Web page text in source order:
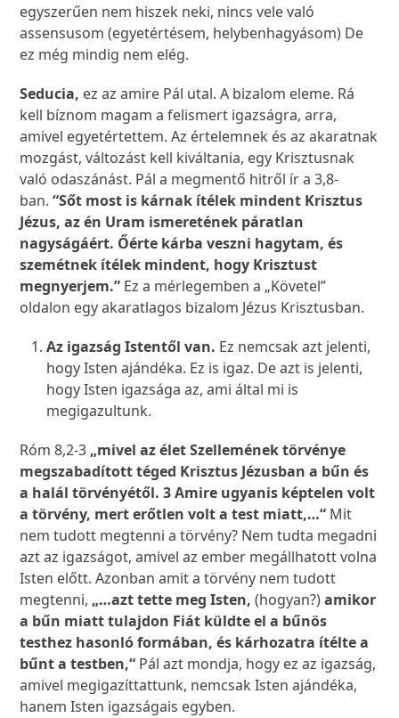
egyszerűen nem hiszek neki, nincs vele való
assensusom (egyetértésem, helybenhagyásom) De
ez még mindig nem elég.
Seducia, ez az amire Pál utal. A bizalom eleme. Rá
kell bíznom magam a felismert igazságra, arra,
amivel egyetértettem. Az értelemnek és az akaratnak
mozgást, változást kell kiváltania, egy Krisztusnak
való odaszánást. Pál a megmentő hitről ír a 3,8-
ban. “Sőt most is kárnak ítélek mindent Krisztus
Jézus, az én Uram ismeretének páratlan
nagyságáért. Őérte kárba veszni hagytam, és
szemétnek ítélek mindent, hogy Krisztust
megnyerjem.” Ez a mérlegemben a „Követel”
oldalon egy akaratlagos bizalom Jézus Krisztusban.
Az igazság Istentől van. Ez nemcsak azt jelenti,
hogy Isten ajándéka. Ez is igaz. De azt is jelenti,
hogy Isten igazsága az, ami által mi is
megigazultunk.
Róm 8,2-3 „mivel az élet Szellemének törvénye
megszabadított téged Krisztus Jézusban a bűn és
a halál törvényétől. 3 Amire ugyanis képtelen volt
a törvény, mert erőtlen volt a test miatt,…“ Mit
nem tudott megtenni a törvény? Nem tudta megadni
azt az igazságot, amivel az ember megállhatott volna
Isten előtt. Azonban amit a törvény nem tudott
megtenni, „…azt tette meg Isten,(hogyan?)amikor
a bűn miatt tulajdon Fiát küldte el a bűnös
testhez hasonló formában, és kárhozatra ítélte a
bűnt a testben,“ Pál azt mondja, hogy ez az igazság,
amivel megigazíttattunk, nemcsak Isten ajándéka,
hanem Isten igazságais egyben.